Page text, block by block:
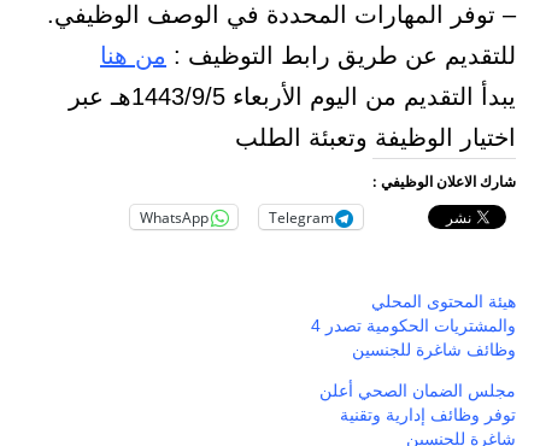
– توفر المهارات المحددة في الوصف الوظيفي.
للتقديم عن طريق رابط التوظيف : من هنا
يبدأ التقديم من اليوم الأربعاء 1443/9/5هـ عبر
اختيار الوظيفة وتعبئة الطلب
شارك الاعلان الوظيفي :
Telegram
WhatsApp
هيئة المحتوى المحلي
والمشتريات الحكومية تصدر 4
وظائف شاغرة للجنسين
مجلس الضمان الصحي أعلن
توفر وظائف إدارية وتقنية
شاغرة للجنسين